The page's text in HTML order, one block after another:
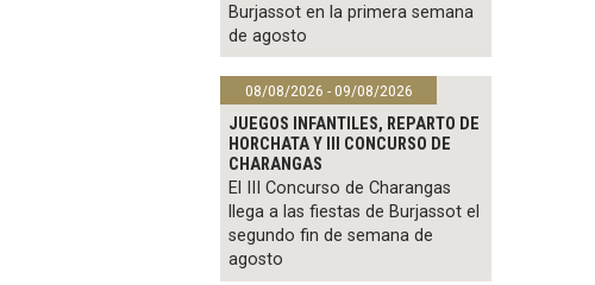
Burjassot en la primera semana
de agosto
08/08/2026 - 09/08/2026
JUEGOS INFANTILES, REPARTO DE
HORCHATA Y III CONCURSO DE
CHARANGAS
El III Concurso de Charangas
llega a las fiestas de Burjassot el
segundo fin de semana de
agosto